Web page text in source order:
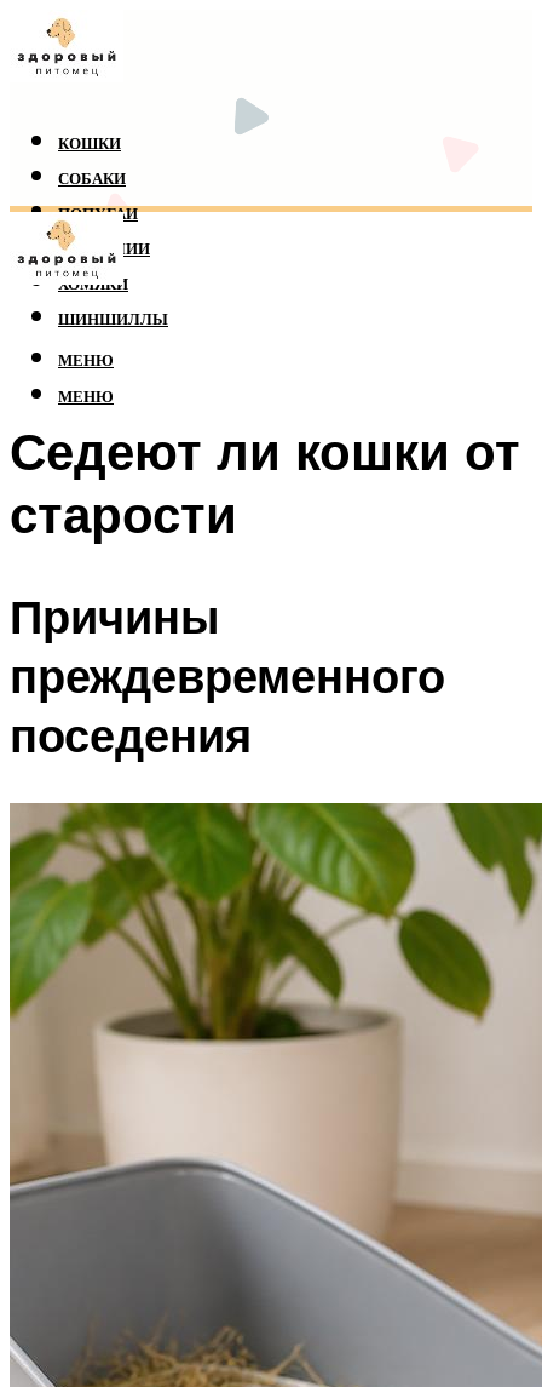
КОШКИ
СОБАКИ
ПОПУГАИ
РЕПТИЛИИ
ХОМЯКИ
ШИНШИЛЛЫ
МЕНЮ
МЕНЮ
Седеют ли кошки от
старости
Причины
преждевременного
поседения